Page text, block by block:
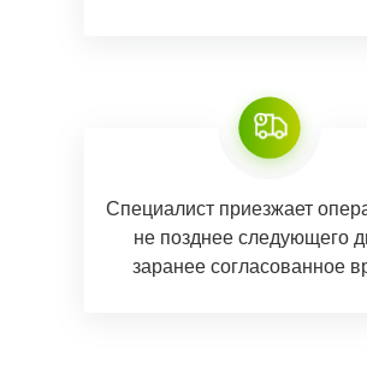
Специалист приезжает
не позднее следующего
заранее согласованное